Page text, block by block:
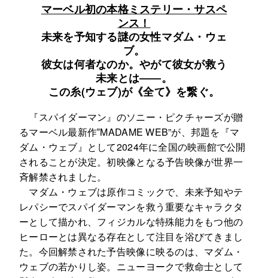
マーベル初の本格ミステリー・サスペ
ンス！
未来を予知する謎の女性マダム・ウェ
ブ。
彼女は何者なのか。やがて彼女が救う
未来とは――。
この糸(ウェブ)が《全て》を繋ぐ。
『スパイダーマン』のソニー・ピクチャーズが贈
るマーベル最新作‟MADAME WEB”が、邦題を『マ
ダム・ウェブ』として2024年に全国の映画館で公開
されることが決定。初映像となる予告映像が世界一
斉解禁されました。
マダム・ウェブは原作コミックで、未来予知やテ
レパシーでスパイダーマンを救う重要なキャラクタ
ーとして描かれ、フィジカルな特殊能力をもつ他の
ヒーローとは異なる存在として注目を浴びてきまし
た。今回解禁された予告映像に映るのは、マダム・
ウェブの若かりし姿。ニューヨークで救命士として